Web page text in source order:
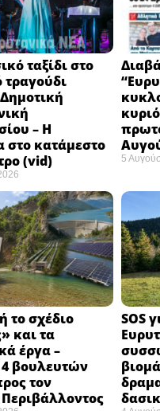
ταξίδι στο
τραγούδι
– Η
στο κατάμεστο
(vid)
5
το σχέδιο
και τα
έργα –
βουλευτών
τον
SOS